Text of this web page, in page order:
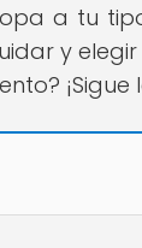
a tu
y
¡Sigue